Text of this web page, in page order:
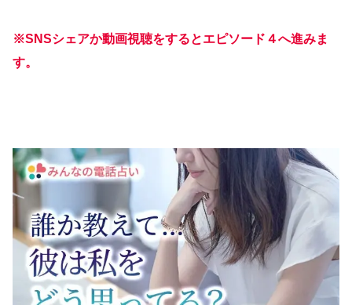
※SNSシェアか動画視聴をするとエピソード４へ進みま
す。